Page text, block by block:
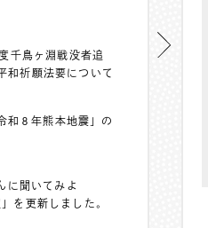
千鳥ヶ淵戦没者追
和祈願法要について
和８年熊本地震」の
に聞いてみよ
を更新しました。